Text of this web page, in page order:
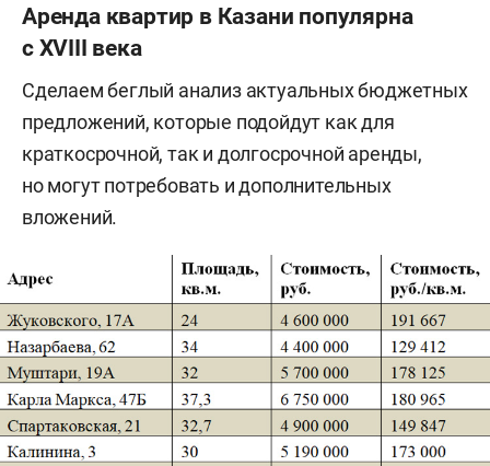
Аренда квартир в Казани популярна
с XVIII века
Сделаем беглый анализ актуальных бюджетных
предложений, которые подойдут как для
краткосрочной, так и долгосрочной аренды,
но могут потребовать и дополнительных
вложений.